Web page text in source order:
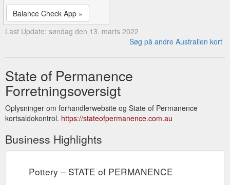
Balance Check App »
Last Update: søndag den 13. marts 2022
Søg på andre Australien kort
State of Permanence
Forretningsoversigt
Oplysninger om forhandlerwebsite og State of Permanence
kortsaldokontrol. https://stateofpermanence.com.au
Business Highlights
Pottery – STATE of PERMANENCE